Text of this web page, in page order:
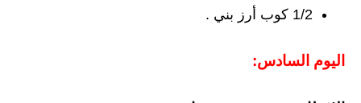
1/2 كوب أرز بني .
اليوم السادس: